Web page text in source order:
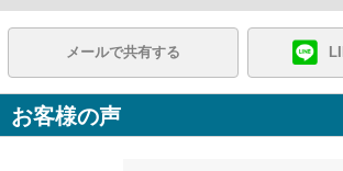
メールで共有する
お客様の声